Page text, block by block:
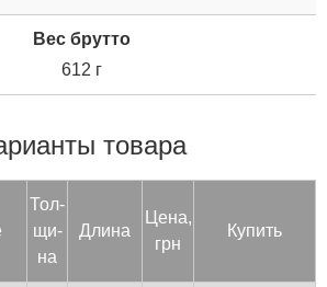
Вес брутто
612 г
товара
Тол­
щи­
на
Дли­на
Цена,
грн
Купить